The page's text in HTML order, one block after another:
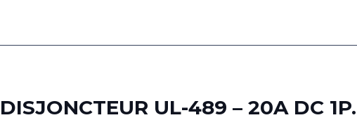
DISJONCTEUR UL-489 – 20A DC